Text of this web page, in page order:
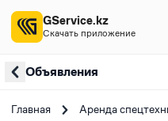
Объявления
Главная Аренда
GService.kz
Скачать приложение